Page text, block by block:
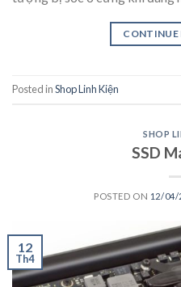
CONTINUE
Posted inShop Linh Kiện
SHOP
SSD
POSTED ON 12/04/
12
Th4